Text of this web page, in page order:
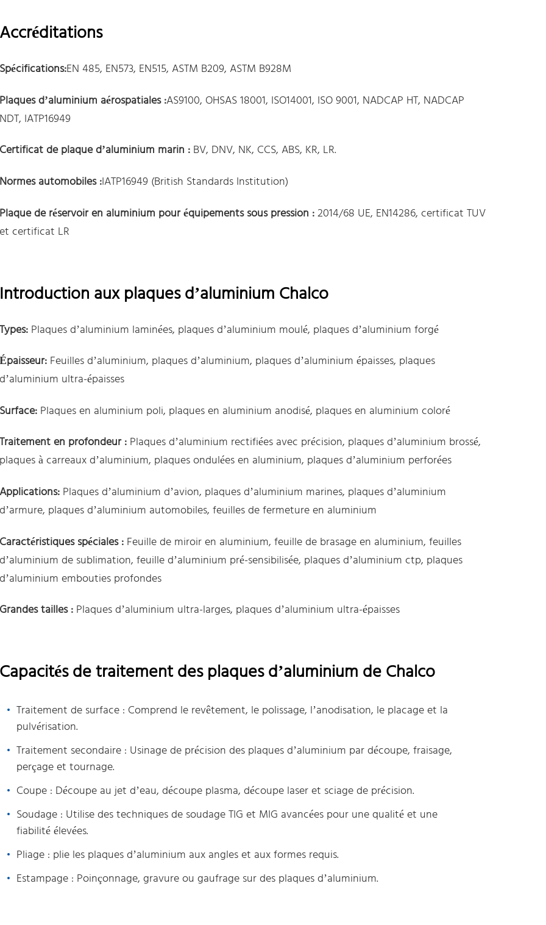
Accréditations
Spécifications:EN 485, EN573, EN515, ASTM B209, ASTM B928M
Plaques d’aluminium aérospatiales :AS9100, OHSAS 18001, ISO14001, ISO 9001, NADCAP HT, NADCAP
NDT, IATP16949
Certificat de plaque d’aluminium marin : BV, DNV, NK, CCS, ABS, KR, LR.
Normes automobiles :IATP16949 (British Standards Institution)
Plaque de réservoir en aluminium pour équipements sous pression :2014/68 UE, EN14286, certificat TUV
et certificat LR
Introduction aux plaques d’aluminium Chalco
Types: Plaques d’aluminium laminées, plaques d’aluminium moulé, plaques d’aluminium forgé
Épaisseur: Feuilles d’aluminium, plaques d’aluminium, plaques d’aluminium épaisses, plaques
d’aluminium ultra-épaisses
Surface: Plaques en aluminium poli, plaques en aluminium anodisé, plaques en aluminium coloré
Traitement en profondeur : Plaques d’aluminium rectifiées avec précision, plaques d’aluminium brossé,
plaques à carreaux d’aluminium, plaques ondulées en aluminium, plaques d’aluminium perforées
Applications: Plaques d’aluminium d’avion, plaques d’aluminium marines, plaques d’aluminium
d’armure, plaques d’aluminium automobiles, feuilles de fermeture en aluminium
Caractéristiques spéciales : Feuille de miroir en aluminium, feuille de brasage en aluminium, feuilles
d’aluminium de sublimation, feuille d’aluminium pré-sensibilisée, plaques d’aluminium ctp, plaques
d’aluminium embouties profondes
Grandes tailles : Plaques d’aluminium ultra-larges, plaques d’aluminium ultra-épaisses
Capacités de traitement des plaques d’aluminium de Chalco
Traitement de surface : Comprend le revêtement, le polissage, l’anodisation, le placage et la
pulvérisation.
Traitement secondaire : Usinage de précision des plaques d’aluminium par découpe, fraisage,
perçage et tournage.
Coupe : Découpe au jet d’eau, découpe plasma, découpe laser et sciage de précision.
Soudage : Utilise des techniques de soudage TIG et MIG avancées pour une qualité et une
fiabilité élevées.
Pliage : plie les plaques d’aluminium aux angles et aux formes requis.
Estampage : Poinçonnage, gravure ou gaufrage sur des plaques d’aluminium.